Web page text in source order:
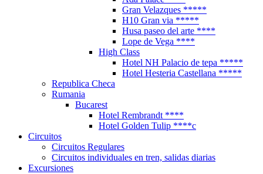
Gran Velazques *****
H10 Gran via *****
Husa paseo del arte ****
Lope de Vega ****
High Class
Hotel NH Palacio de tepa *****
Hotel Hesteria Castellana *****
Republica Checa
Rumania
Bucarest
Hotel Rembrandt ****
Hotel Golden Tulip ****c
Circuitos
Circuitos Regulares
Circuitos individuales en tren, salidas diarias
Excursiones